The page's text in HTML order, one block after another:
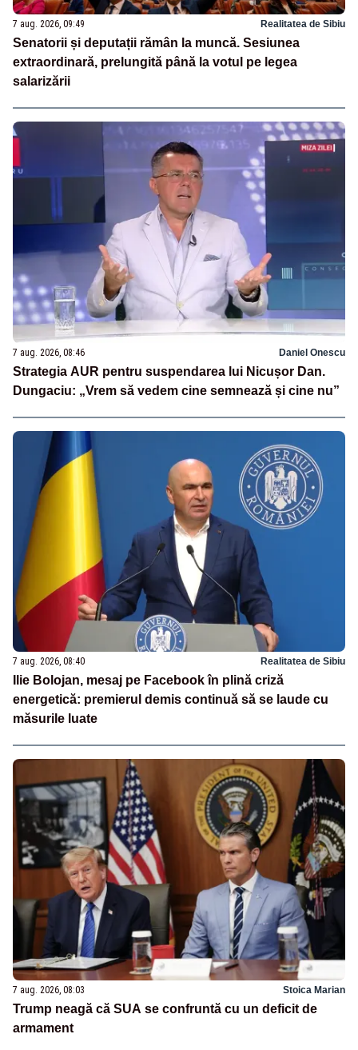
7 aug. 2026, 09:49 Realitatea de Sibiu
Senatorii și deputații rămân la muncă. Sesiunea
extraordinară, prelungită până la votul pe legea
salarizării
7 aug. 2026, 08:46 Daniel Onescu
Strategia AUR pentru suspendarea lui Nicușor Dan.
Dungaciu: „Vrem să vedem cine semnează și cine nu”
7 aug. 2026, 08:40 Realitatea de Sibiu
Ilie Bolojan, mesaj pe Facebook în plină criză
energetică: premierul demis continuă să se laude cu
măsurile luate
7 aug. 2026, 08:03 Stoica Marian
Trump neagă că SUA se confruntă cu un deficit de
armament